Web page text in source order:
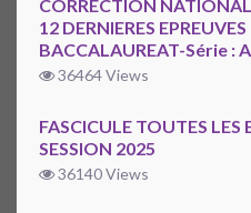
CORRECTION
12 DERNIERES
BACCALAUREAT-Série :
36464 Views
FASCICULE TOUTES LES
SESSION 2025
36140 Views